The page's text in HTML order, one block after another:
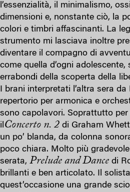
l’essenzialità, il minimalismo,
dimensioni e, nonstante ciò, la
colori e timbri affascinanti. La
strumento mi lasciava inoltre
diventare il compagno di
come quella d’ogni
errabondi della scoperta della
I brani interpretati l’altra sera
repertorio per armonica e
sono capolavori. Soprattutto
ilConcerto n. 2 di Graham
un po’ blanda, da colonna
poco chiara. Molto più
serata, Prelude and Dance di
brillanti e ben articolato. Il
quest’occasione una grande